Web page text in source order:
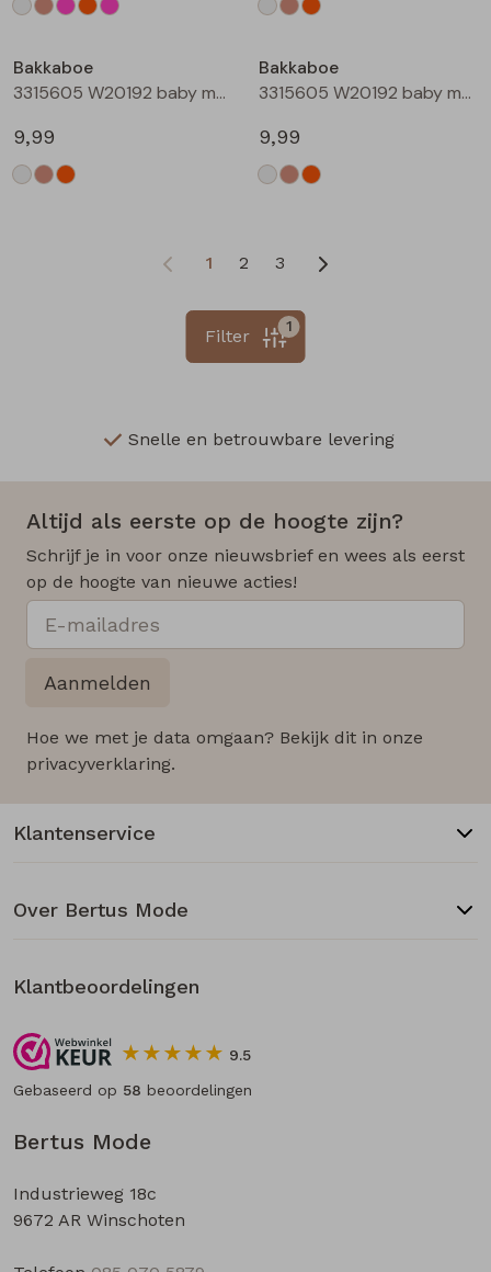
Bakkaboe
3315605 W20192 baby meisjes T-shirt lm Taupe
9,99
Bakkaboe
3315605 W20192 baby meisjes T-shirt lm Perzik
9,99
1 2 3
1
Filter
Snelle en betrouwbare levering
Altijd als eerste op de hoogte zijn?
Schrijf je in voor onze nieuwsbrief en wees als eerst
op de hoogte van nieuwe acties!
Aanmelden
Hoe we met je data omgaan? Bekijk dit in onze
privacyverklaring.
Bertus Mode
Industrieweg 18c
9672 AR Winschoten
Klantenservice
Over Bertus Mode
Klantbeoordelingen
9.5
Gebaseerd op 58 beoordelingen